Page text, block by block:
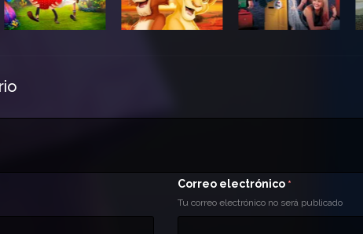
Correo electrónico *
Tu correo electrónico no será publicado